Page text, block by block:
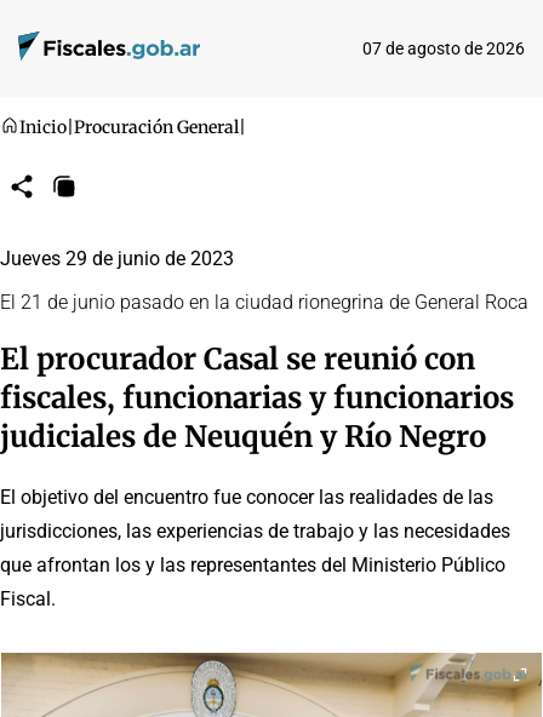
07 de agosto de 2026
Inicio Procuración General
CompartirCopiar
Jueves 29 de junio de 2023
El 21 de junio pasado en la ciudad rionegrina de General Roca
El procurador Casal se reunió con
fiscales, funcionarias y funcionarios
judiciales de Neuquén y Río Negro
El objetivo del encuentro fue conocer las realidades de las
jurisdicciones, las experiencias de trabajo y las necesidades
que afrontan los y las representantes del Ministerio Público
Fiscal.